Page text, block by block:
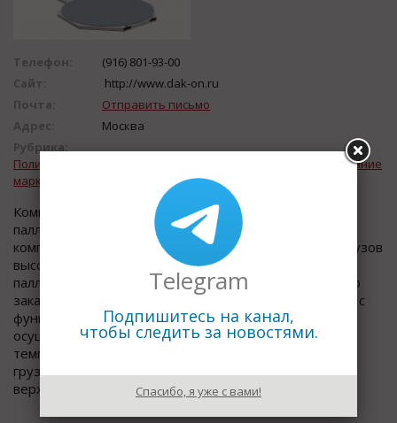
Телефон:
(916) 801-93-00
Сайт:
http://www.dak-on.ru
Почта:
Отправить письмо
Адрес:
Москва
Рубрика:
Полиграфическое и упаковочное оборудование. Оборудование
маркировки
Компания «АЗИМУТ» - производитель
паллетообмотчиков DAKON. Все модели могут
комплектоваться колонной max высотой 3,0м (для грузов
высотой 3,15м) и поворотным столом 1,8м (для US-
паллет (1200/1200) массой до до 2т.). По требованию
заказчика возможно исполнение паллетоупаковщика с
функцией FREEZER - опцией позволяющей
осуществлять процесс упаковки в помещениях с
температурой до -25*С. Для легкого/неустойчивого
груза паллетообмотчик комплектуется механическим
верхним прижимом. Прижим привод...
Telegram
Подпишитесь на канал,
чтобы следить за новостями.
Спасибо, я уже с вами!